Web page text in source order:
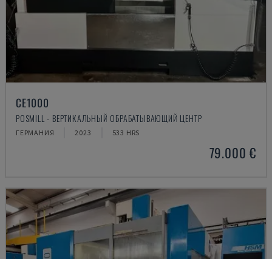
CE1000
POSMILL - ВЕРТИКАЛЬНЫЙ ОБРАБАТЫВАЮЩИЙ ЦЕНТР
ГЕРМАНИЯ 2023 533 HRS
79.000 €